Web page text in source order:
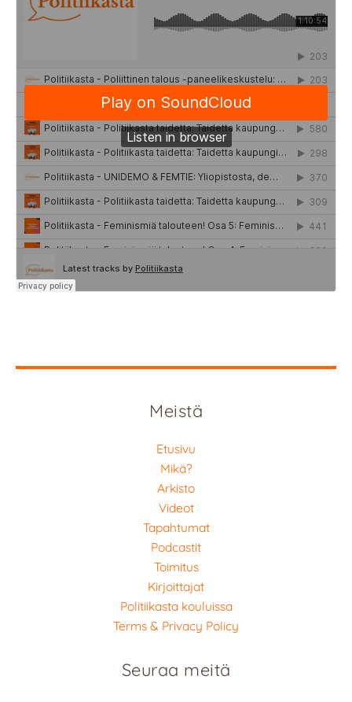
Meistä
Etusivu
Mikä?
Arkisto
Videot
Tapahtumat
Podcastit
Toimitus
Kirjoittajat
Politiikasta kouluissa
Terms & Privacy Policy
Seuraa meitä